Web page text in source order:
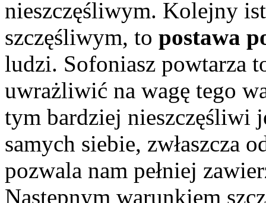
nieszczęśliwym. Kolejny
szczęśliwym, to postawa
ludzi. Sofoniasz powtarza
uwrażliwić na wagę tego
tym bardziej nieszczęśliwi
samych siebie, zwłaszcza
pozwala nam pełniej
Następnym warunkiem